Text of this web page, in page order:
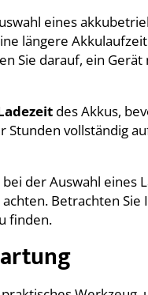
eines
längere
Sie darauf, ein
des Akkus,
Stunden vollständig
der Auswahl eines
Betrachten
finden.